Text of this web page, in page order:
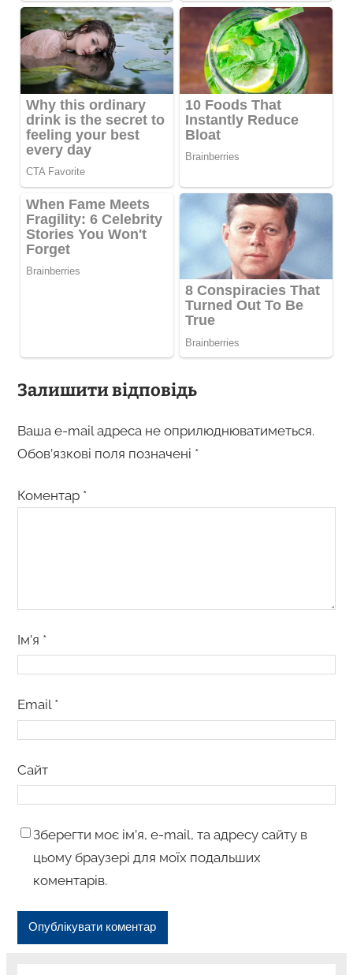
Залишити відповідь
Ваша e-mail адреса не оприлюднюватиметься.
Обов’язкові поля позначені *
Коментар *
Ім’я *
Email *
Сайт
Зберегти моє ім’я, e-mail, та адресу сайту в
цьому браузері для моїх подальших
коментарів.